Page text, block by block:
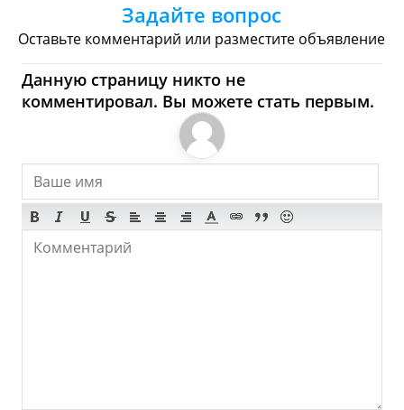
Торговые Центры
Тузла - Где купить?
Магазины, Шоппинг
Продукты
Булочные
Супермаркеты
Мода
Одежда
Обувь
Задайте вопрос
Оставьте комментарий или разместите объявление
Данную страницу никто не
комментировал. Вы можете стать первым.